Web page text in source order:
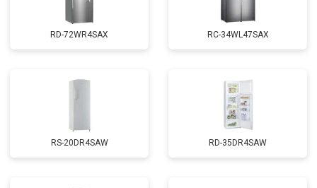
RD-72WR4SAX RС-34WL47SAX
RS-20DR4SAW RD-35DR4SAW